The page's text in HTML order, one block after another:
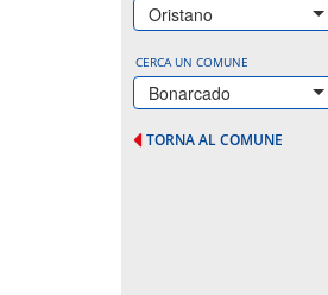
Oristano
CERCA UN COMUNE
Bonarcado
TORNA AL COMUNE